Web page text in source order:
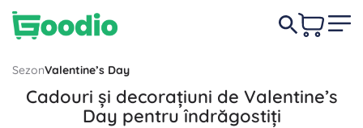
SezonValentine’s Day
Cadouri și decorațiuni de Valentine’s
Day pentru îndrăgostiți